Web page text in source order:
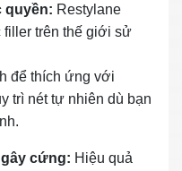
quyền: Restylane
filler trên thế giới sử
để thích ứng với
trì nét tự nhiên dù bạn
cứng: Hiệu quả